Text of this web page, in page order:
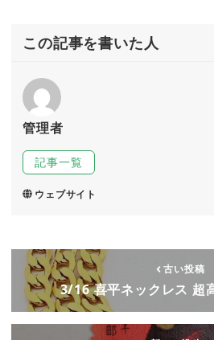
この記事を書いた人
管理者
記事一覧
ウェブサイト
古い投稿
3/16 喜平ネックレス 超